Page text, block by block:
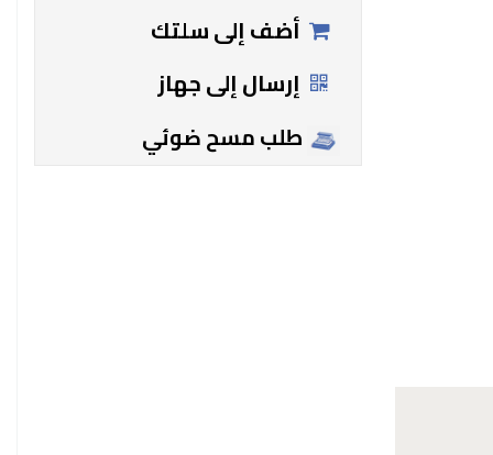
أضف إلى سلتك
إرسال إلى جهاز
طلب مسح ضوئي